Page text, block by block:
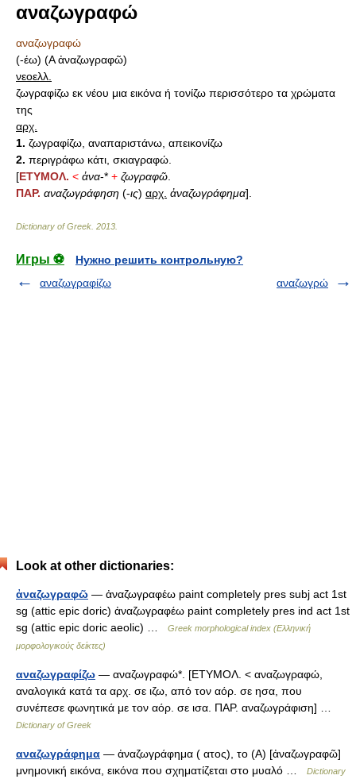
αναζωγραφώ
αναζωγραφώ
(-έω) (Α ἀναζωγραφῶ)
νεοελλ.
ζωγραφίζω εκ νέου μια εικόνα ή τονίζω περισσότερο τα χρώματα
της
αρχ.
1. ζωγραφίζω, αναπαριστάνω, απεικονίζω
2. περιγράφω κάτι, σκιαγραφώ.
[ΕΤΥΜΟΛ. < ἀνα-* + ζωγραφῶ
ΠΑΡ. αναζωγράφηση (-ις) αρχ. ἀναζωγράφημα].
Dictionary of Greek 2013
Игры ⚽
Нужно решить контрольную?
αναζωγραφίζω
αναζωγρώ
Look at other dictionaries:
ἀναζωγραφῶ — ἀναζωγραφέω paint completely pres subj act 1st
sg (attic epic doric) ἀναζωγραφέω paint completely pres ind act 1st
sg (attic epic doric aeolic) …
Greek morphological index (Ελληνική
μορφολογικούς δείκτες)
αναζωγραφίζω — αναζωγραφώ*. [ΕΤΥΜΟΛ. < αναζωγραφώ,
αναλογικά κατά τα αρχ. σε ιζω, από τον αόρ. σε ησα, που
συνέπεσε φωνητικά με τον αόρ. σε ισα. ΠΑΡ. αναζωγράφιση] …
Dictionary of Greek
αναζωγράφημα — ἀναζωγράφημα ( ατος), το (Α) [ἀναζωγραφῶ]
μνημονική εικόνα, εικόνα που σχηματίζεται στο μυαλό …
Dictionary